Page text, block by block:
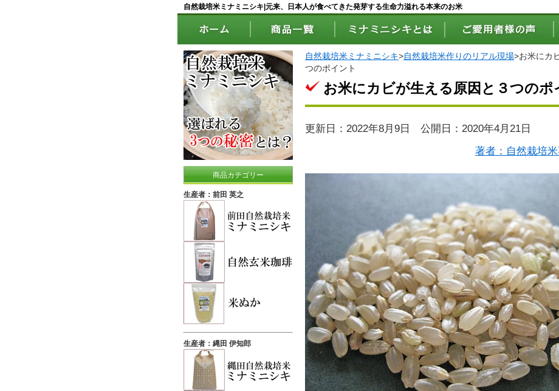
自然栽培米ミナミニシキ|元来、日本人が食べてきた発芽する生命力溢れる本来のお米
自然栽培米ミナミニシキ>自然栽培米作りのリアル現場>お米にカ
つのポイント
お米にカビが生える原因と３つのポ
更新日：2022年8月9日 公開日：2020年4月21日
著者：自然栽培
商品カテゴリー
生産者：前田 英之
生産者：縄田 伊知郎